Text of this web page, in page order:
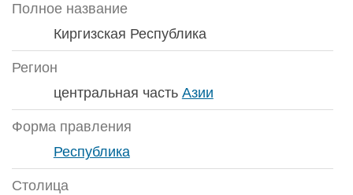
Полное название
Киргизская Республика
Регион
центральная часть Азии
Форма правления
Республика
Столица